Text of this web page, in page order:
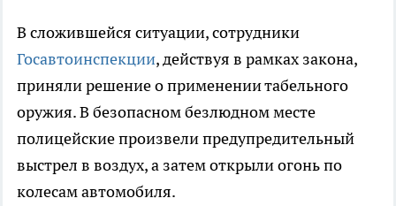
В сложившейся ситуации, сотрудники
Госавтоинспекции, действуя в рамках закона,
приняли решение о применении табельного
оружия. В безопасном безлюдном месте
полицейские произвели предупредительный
выстрел в воздух, а затем открыли огонь по
колесам автомобиля.